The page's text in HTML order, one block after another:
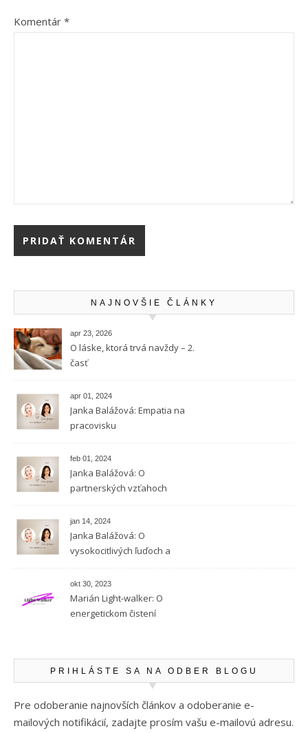
Komentár *
NAJNOVŠIE ČLÁNKY
apr 23, 2026
O láske, ktorá trvá navždy – 2.
časť
apr 01, 2024
Janka Balážová: Empatia na
pracovisku
feb 01, 2024
Janka Balážová: O
partnerských vzťahoch
jan 14, 2024
Janka Balážová: O
vysokocitlivých ľuďoch a
okt 30, 2023
Marián Light-walker: O
energetickom čistení
PRIHLÁSTE SA NA ODBER BLOGU
Pre odoberanie najnovších článkov a odoberanie e-
mailových notifikácií, zadajte prosím vašu e-mailovú adresu.